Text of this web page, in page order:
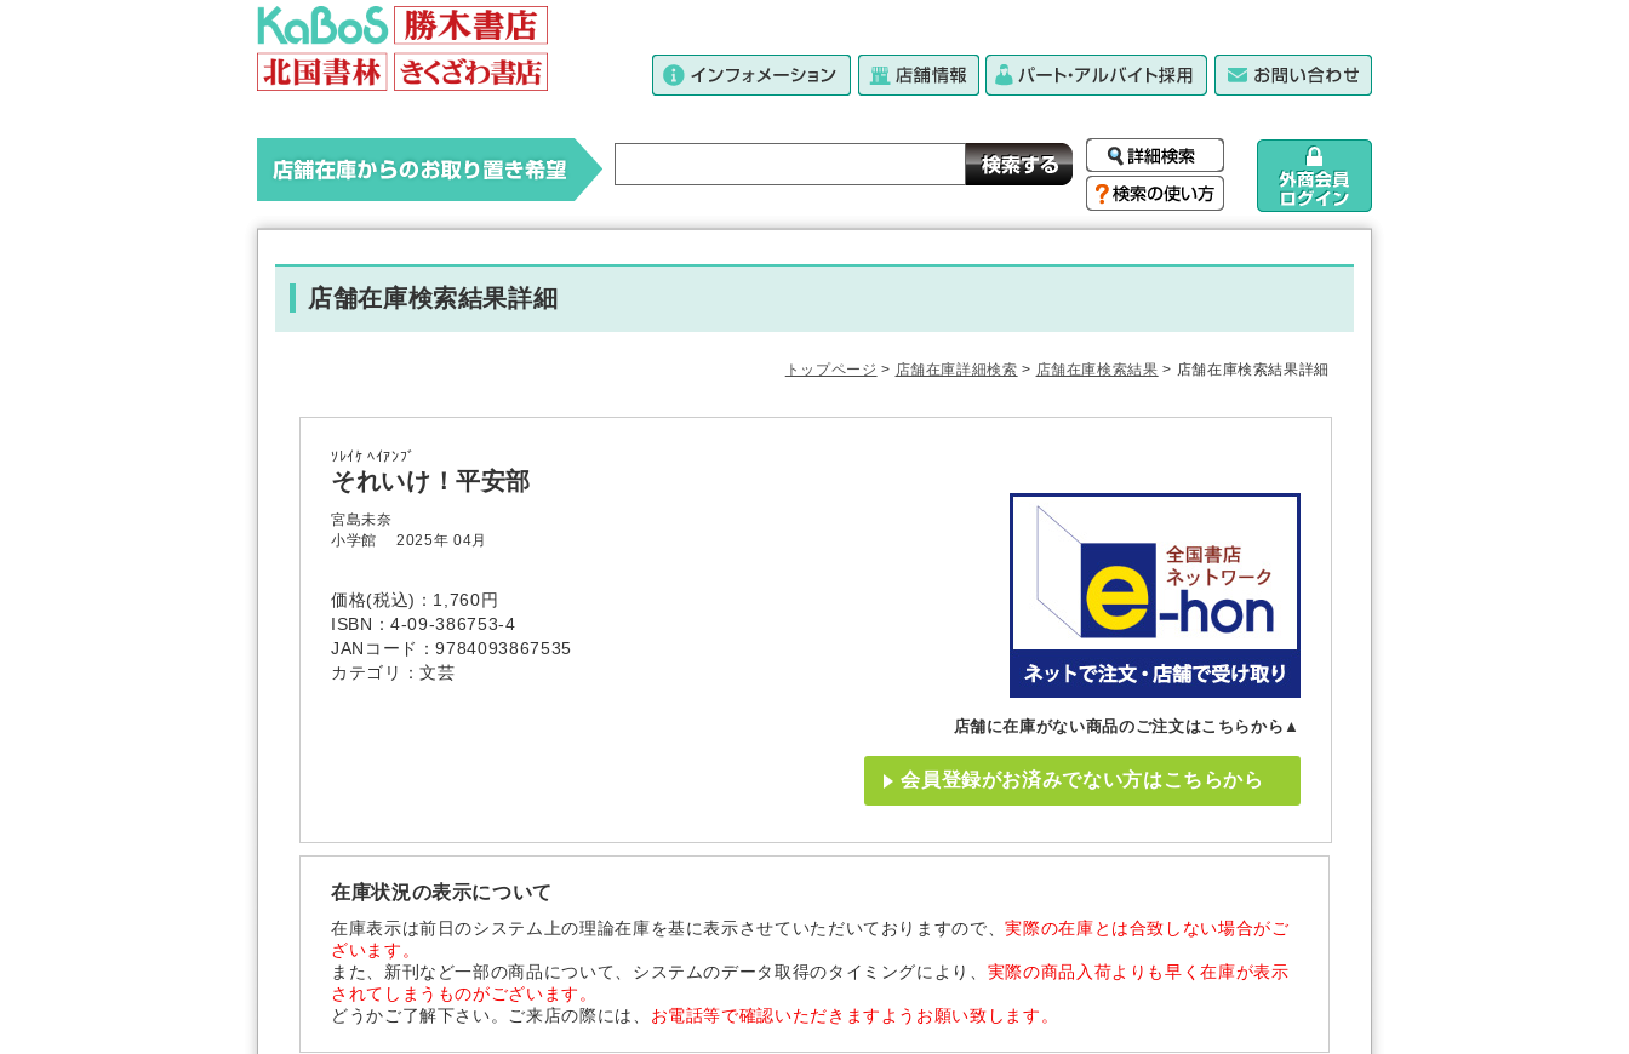
店舗在庫検索結果詳細
トップページ > 店舗在庫詳細検索 > 店舗在庫検索結果 > 店舗在庫検索結果詳細
ｿﾚｲｹ ﾍｲｱﾝﾌﾞ
それいけ！平安部
宮島未奈
小学館 2025年 04月
価格(税込)：1,760円
ISBN：4-09-386753-4
JANコード：9784093867535
カテゴリ：文芸
店舗に在庫がない商品のご注文はこちらから▲
会員登録がお済みでない方はこちらから
在庫状況の表示について
在庫表示は前日のシステム上の理論在庫を基に表示させていただいておりますので、実際の在庫とは合致しない場合がご
ざいます。
また、新刊など一部の商品について、システムのデータ取得のタイミングにより、 実際の商品入荷よりも早く在庫が表示
されてしまうものがございます。
どうかご了解下さい。ご来店の際には、 お電話等で確認いただきますようお願い致します。